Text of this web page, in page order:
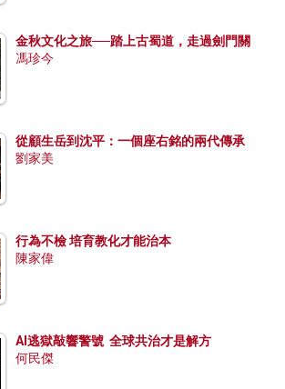
金秋文化之旅──踏上古蜀道，走過劍門關
馮珍今
從顧生岳到沈平：一個座右銘的兩代傳承
劉家美
行為不檢 培育教化才能治本
陳家偉
AI逃獄敲響警號 全球共治才是解方
何民傑